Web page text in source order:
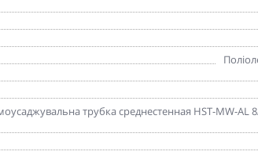
трубка среднестенная HST-MW-AL